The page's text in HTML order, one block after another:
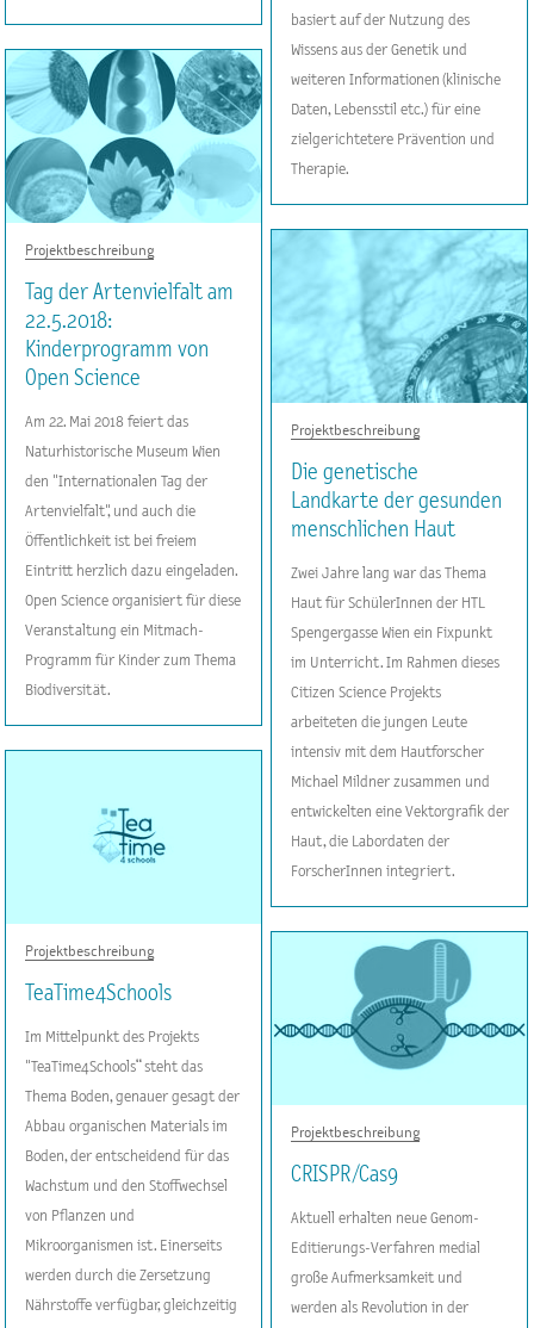
basiert auf der Nutzung des
Wissens aus der Genetik und
weiteren Informationen (klinische
Daten, Lebensstil etc.) für eine
zielgerichtetere Prävention und
Therapie.
Projektbeschreibung
Tag der Artenvielfalt am
22.5.2018:
Kinderprogramm von
Open Science
Am 22. Mai 2018 feiert das
Naturhistorische Museum Wien
den "Internationalen Tag der
Artenvielfalt", und auch die
Öffentlichkeit ist bei freiem
Eintritt herzlich dazu eingeladen.
Open Science organisiert für diese
Veranstaltung ein Mitmach-
Programm für Kinder zum Thema
Biodiversität.
Projektbeschreibung
Die genetische
Landkarte der gesunden
menschlichen Haut
Zwei Jahre lang war das Thema
Haut für SchülerInnen der HTL
Spengergasse Wien ein Fixpunkt
im Unterricht. Im Rahmen dieses
Citizen Science Projekts
arbeiteten die jungen Leute
intensiv mit dem Hautforscher
Michael Mildner zusammen und
entwickelten eine Vektorgrafik der
Haut, die Labordaten der
ForscherInnen integriert.
Projektbeschreibung
TeaTime4Schools
Im Mittelpunkt des Projekts
"TeaTime4Schools“ steht das
Thema Boden, genauer gesagt der
Abbau organischen Materials im
Boden, der entscheidend für das
Wachstum und den Stoffwechsel
von Pflanzen und
Mikroorganismen ist. Einerseits
werden durch die Zersetzung
Nährstoffe verfügbar, gleichzeitig
Projektbeschreibung
CRISPR/Cas9
Aktuell erhalten neue Genom-
Editierungs-Verfahren medial
große Aufmerksamkeit und
werden als Revolution in der